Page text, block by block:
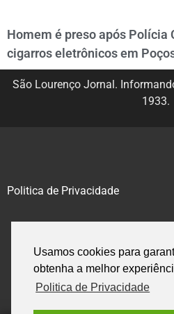
Usamos cookies para
obtenha a melhor
Politica de Privacidade
Homem é preso após Polícia
cigarros eletrônicos em
São Lourenço Jornal.
1933.
Politica de Privacidade